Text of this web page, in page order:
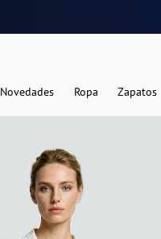
Novedades Ropa Zapatos